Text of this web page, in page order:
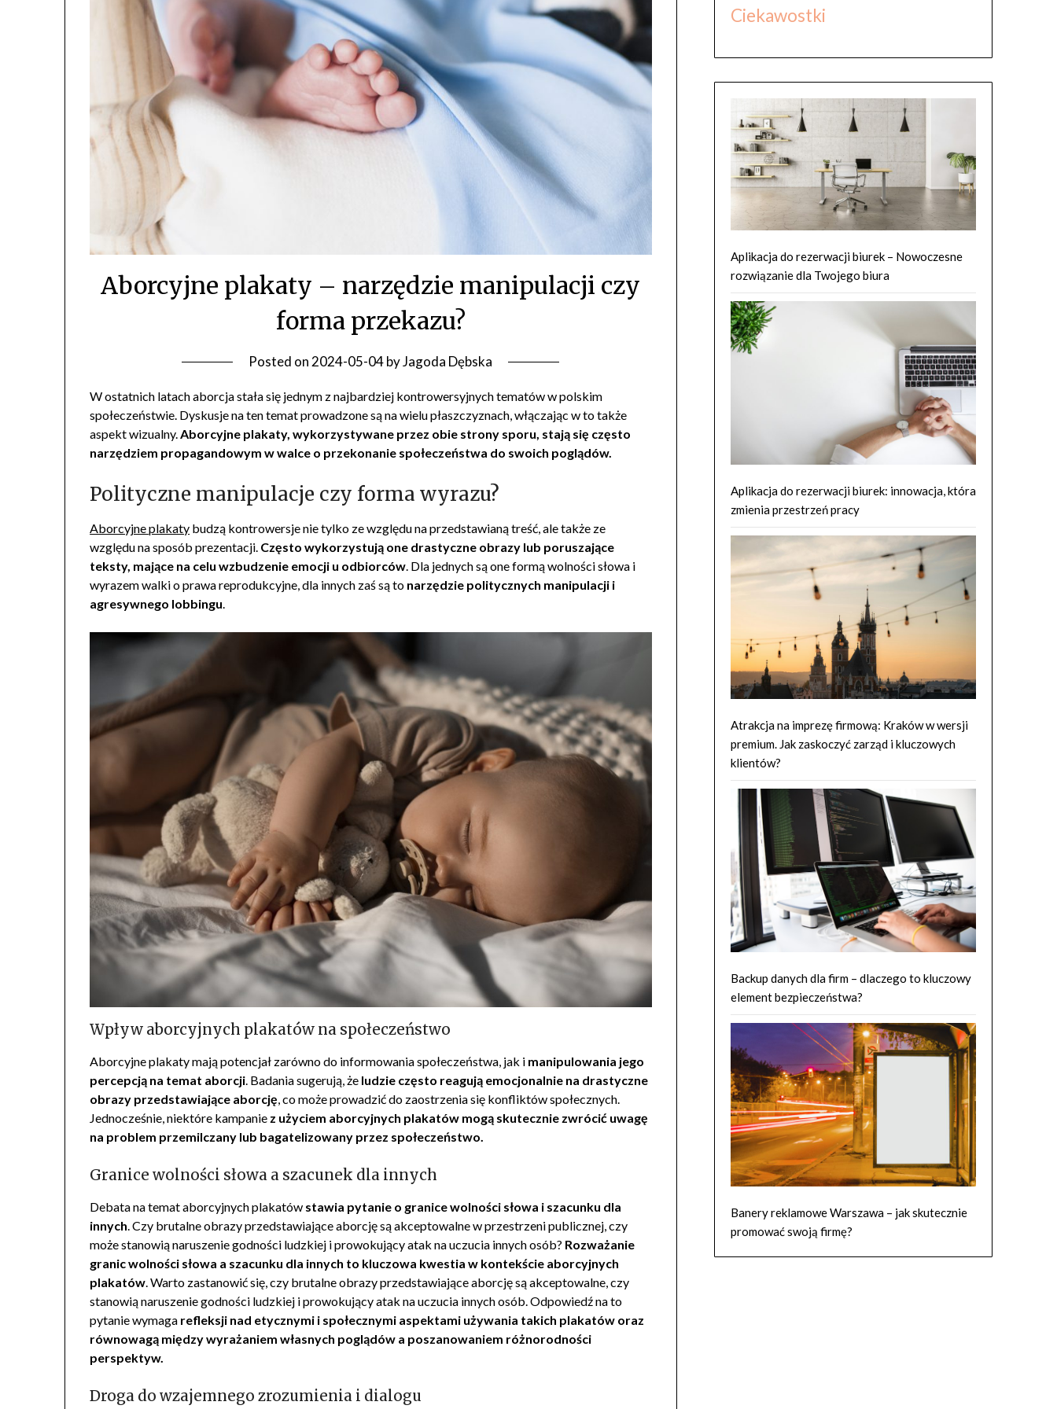
Aborcyjne plakaty – narzędzie manipulacji czy
forma przekazu?
Posted on 2024-05-04byJagoda Dębska
W ostatnich latach aborcja stała się jednym z najbardziej kontrowersyjnych tematów w polskim
społeczeństwie. Dyskusje na ten temat prowadzone są na wielu płaszczyznach, włączając w to także
aspekt wizualny.Aborcyjne plakaty, wykorzystywane przez obie strony sporu, stają się często
narzędziem propagandowym w walce o przekonanie społeczeństwa do swoich poglądów.
Polityczne manipulacje czy forma wyrazu?
Aborcyjne plakaty budzą kontrowersje nie tylko ze względu na przedstawianą treść, ale także ze
względu na sposób prezentacji. Często wykorzystują one drastyczne obrazy lub poruszające
teksty, mające na celu wzbudzenie emocji u odbiorców. Dla jednych są one formą wolności słowa i
wyrazem walki o prawa reprodukcyjne, dla innych zaś są to narzędzie politycznych manipulacji i
agresywnego lobbingu.
Wpływ aborcyjnych plakatów na społeczeństwo
Aborcyjne plakaty mają potencjał zarówno do informowania społeczeństwa, jak i manipulowania jego
percepcją na temat aborcji . Badania sugerują, że ludzie często reagują emocjonalnie na drastyczne
obrazy przedstawiające aborcję , co może prowadzić do zaostrzenia się konfliktów społecznych.
Jednocześnie, niektóre kampanie z użyciem aborcyjnych plakatów mogą skutecznie zwrócić uwagę
na problem przemilczany lub bagatelizowany przez społeczeństwo.
Granice wolności słowa a szacunek dla innych
Debata na temat aborcyjnych plakatów stawia pytanie o granice wolności słowa i szacunku dla
innych . Czy brutalne obrazy przedstawiające aborcję są akceptowalne w przestrzeni publicznej, czy
może stanowią naruszenie godności ludzkiej i prowokujący atak na uczucia innych osób? Rozważanie
granic wolności słowa a szacunku dla innych to kluczowa kwestia w kontekście aborcyjnych
plakatów . Warto zastanowić się, czy brutalne obrazy przedstawiające aborcję są akceptowalne, czy
stanowią naruszenie godności ludzkiej i prowokujący atak na uczucia innych osób. Odpowiedź na to
pytanie wymaga refleksji nad etycznymi i społecznymi aspektami używania takich plakatów oraz
równowagą między wyrażaniem własnych poglądów a poszanowaniem różnorodności
perspektyw.
Droga do wzajemnego zrozumienia i dialogu
Ciekawostki
Aplikacja do rezerwacji biurek – Nowoczesne
rozwiązanie dla Twojego biura
Aplikacja do rezerwacji biurek: innowacja, która
zmienia przestrzeń pracy
Atrakcja na imprezę firmową: Kraków w wersji
premium. Jak zaskoczyć zarząd i kluczowych
klientów?
Backup danych dla firm – dlaczego to kluczowy
element bezpieczeństwa?
Banery reklamowe Warszawa – jak skutecznie
promować swoją firmę?